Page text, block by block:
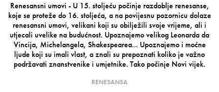
Renesansni umovi - U 15. stoljeću počinje razdoblje renesanse,
koje se proteže do 16. stoljeća, a na povijesnu pozornicu dolaze
renesansni umovi, velikani koji su obilježili svoje vrijeme, ali i
utjecali uvelike na budućnost. Upoznajemo velikog Leonarda da
Vincija, Michelangela, Shakespearea... Upoznajemo i moćne
ljude koji su imali vlast, a znali su prepoznati koliko je važno
podržavati znanstvenike i umjetnike. Tako počinje Novi vijek.
RENESANSA